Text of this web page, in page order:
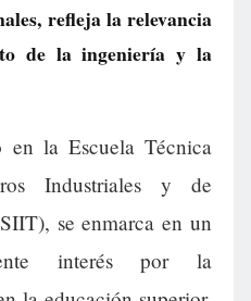
refleja la relevancia
de la ingeniería y la
en la Escuela Técnica
Industriales y de
se enmarca en un
interés por la